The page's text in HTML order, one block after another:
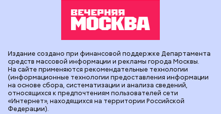
Издание создано при финансовой поддержке Департамента
средств массовой информации и рекламы города Москвы.
На сайте применяются рекомендательные технологии
(информационные технологии предоставления информации
на основе сбора, систематизации и анализа сведений,
относящихся к предпочтениям пользователей сети
«Интернет», находящихся на территории Российской
Федерации).